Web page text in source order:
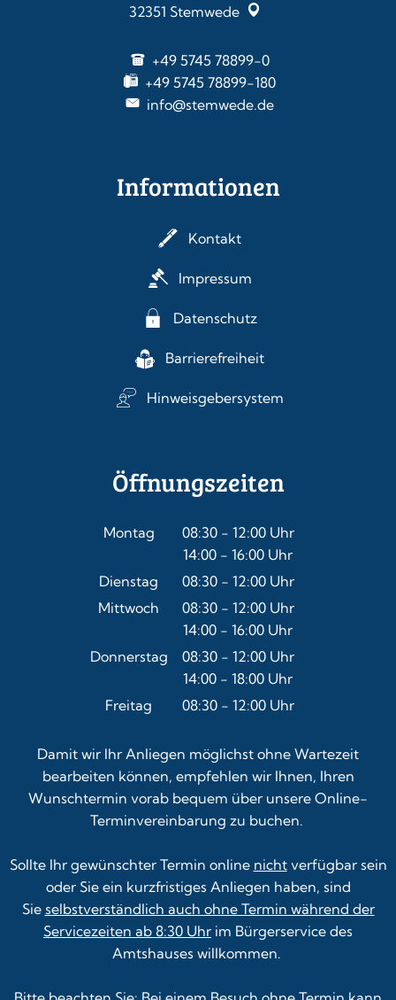
32351 Stemwede
+49 5745 78899-0
+49 5745 78899-180
info@stemwede.de
Informationen
Kontakt
Impressum
Datenschutz
Barrierefreiheit
Hinweisgebersystem
Öffnungszeiten
Montag 08:30- 12:00Uhr
Von 08:30 bis 12:00 Uhr
14:00 - 16:00 Uhr
Von 14:00 bis 16:00 Uhr
Dienstag 08:30- 12:00Uhr
Von 08:30 bis 12:00 Uhr
Mittwoch 08:30- 12:00Uhr
Von 08:30 bis 12:00 Uhr
14:00 - 16:00 Uhr
Von 14:00 bis 16:00 Uhr
Donnerstag 08:30- 12:00Uhr
Von 08:30 bis 12:00 Uhr
14:00 - 18:00 Uhr
Von 14:00 bis 18:00 Uhr
Freitag 08:30- 12:00Uhr
Damit wir Ihr Anliegen möglichst ohne Wartezeit
bearbeiten können, empfehlen wir Ihnen, Ihren
Wunschtermin vorab bequem über unsere Online-
Terminvereinbarung zu buchen.
Sollte Ihr gewünschter Termin online nichtverfügbar sein
oder Sie ein kurzfristiges Anliegen haben, sind
Sie selbstverständlich auch ohne Termin während der
Servicezeiten ab 8:30 Uhr im Bürgerservice des
Amtshauses willkommen.